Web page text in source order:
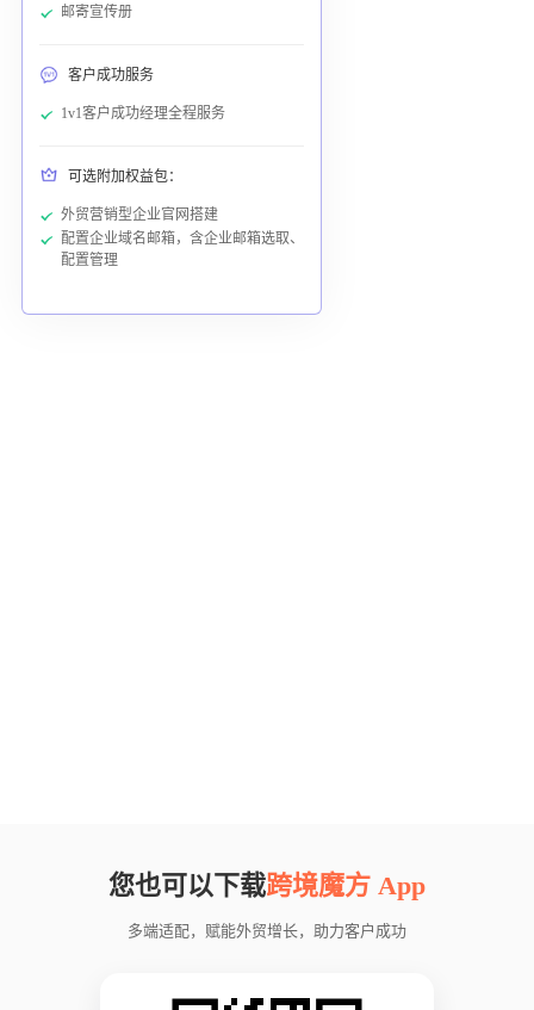
邮寄宣传册
客户成功服务
1v1客户成功经理全程服务
可选附加权益包：
外贸营销型企业官网搭建
配置企业域名邮箱，含企业邮箱选取、
配置管理
您也可以下载跨境魔方 App
多端适配，赋能外贸增长，助力客户成功